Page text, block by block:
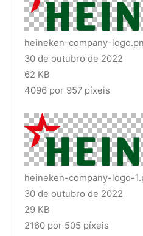
heineken-company-
30 de outubro de 2022
62 KB
4096 por 957 píxeis
heineken-company-logo-
30 de outubro de 2022
29 KB
2160 por 505 píxeis